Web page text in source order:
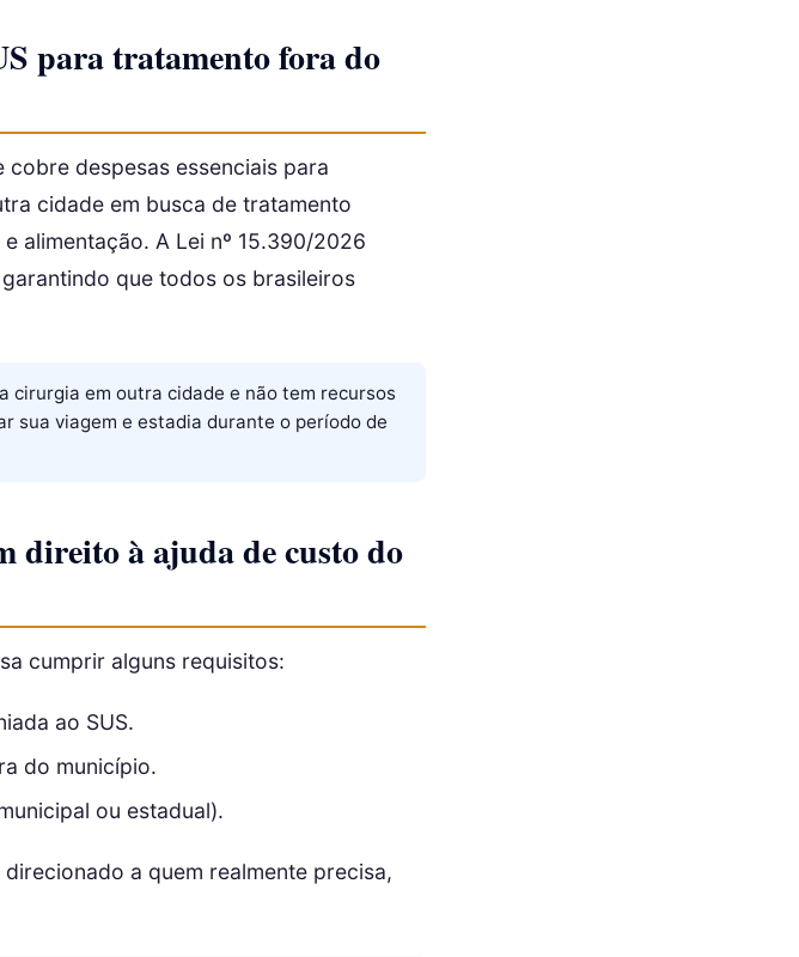
para tratamento fora do
cobre despesas essenciais para
cidade em busca de tratamento
alimentação. A Lei nº 15.390/2026
que todos os brasileiros
cirurgia em outra cidade e não tem recursos
sua viagem e estadia durante o período de
direito à ajuda de custo do
cumprir alguns requisitos:
ao SUS.
do município.
ou estadual).
a quem realmente precisa,